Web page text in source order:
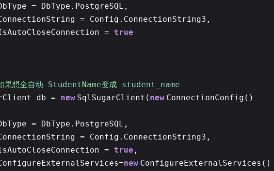
= DbType.PostgreSQL,
= Config.ConnectionString3,
= true
果想全自动 StudentName变成 student_name
db = new SqlSugarClient( new ConnectionConfig()
= DbType.PostgreSQL,
= Config.ConnectionString3,
= true ,
new ConfigureExternalServices()